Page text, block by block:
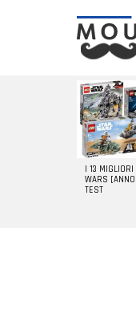
LATEST
STORIES
I 13
WARS
TEST